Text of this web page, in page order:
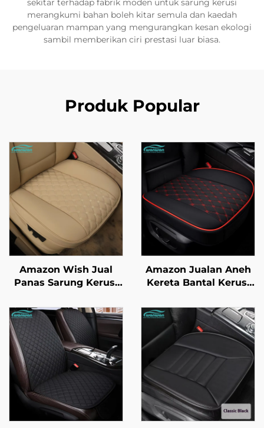
sekitar terhadap fabrik moden untuk sarung kerusi
merangkumi bahan boleh kitar semula dan kaedah
pengeluaran mampan yang mengurangkan kesan ekologi
sambil memberikan ciri prestasi luar biasa.
Produk Popular
Amazon Wish Jual
Panas Sarung Kerusi
Semua Musim dengan
Sarung Kerusi Kereta
Keseluruhan Bahagian
Belakang
Amazon Jualan Aneh
Kereta Bantal Kerusi
Empat Musim Baru
Kulit Tiga Keping
Tanpa Bahagian
Belakang